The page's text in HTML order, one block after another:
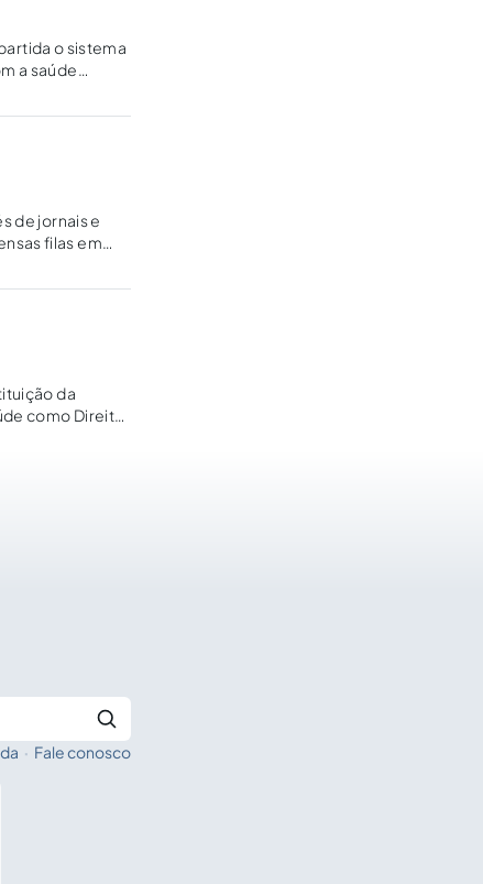
o sistema
a saúde
de jornais e
filas em
da
como Direito
· Fale conosco